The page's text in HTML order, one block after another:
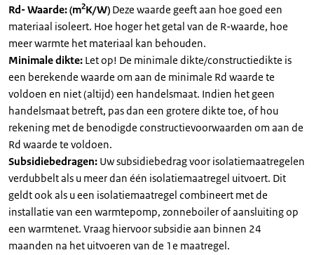
Rd- Waarde: (m2K/W) Deze waarde geeft aan hoe goed een
materiaal isoleert. Hoe hoger het getal van de R-waarde, hoe
meer warmte het materiaal kan behouden.
Minimale dikte: Let op! De minimale dikte/constructiedikte is
een berekende waarde om aan de minimale Rd waarde te
voldoen en niet (altijd) een handelsmaat. Indien het geen
handelsmaat betreft, pas dan een grotere dikte toe, of hou
rekening met de benodigde constructievoorwaarden om aan de
Rd waarde te voldoen.
Subsidiebedragen: Uw subsidiebedrag voor isolatiemaatregelen
verdubbelt als u meer dan één isolatiemaatregel uitvoert. Dit
geldt ook als u een isolatiemaatregel combineert met de
installatie van een warmtepomp, zonneboiler of aansluiting op
een warmtenet. Vraag hiervoor subsidie aan binnen 24
maanden na het uitvoeren van de 1e maatregel.